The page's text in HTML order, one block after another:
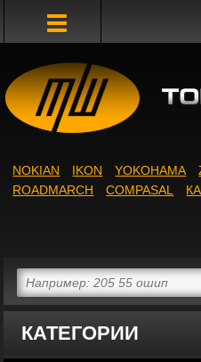
КАТЕГОРИИ
NOKIAN IKON YOKOHAMA
ROADMARCH
COMPASAL